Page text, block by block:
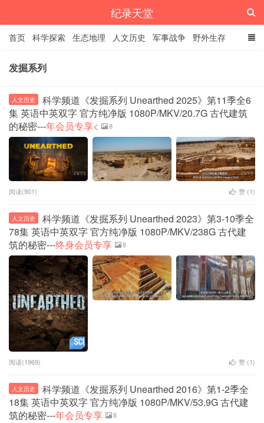
纪录天堂
首页 科学探索 生态地理 人文历史 军事战争 野外生存
经典纪录
发掘系列
人文历史
科学频道《发掘系列 Unearthed 2025》第11季全6
集 英语中英双字 官方纯净版 1080P/MKV/20.7G 古代建筑
的秘密---年会员专享< 8
阅读(901) 赞 (1)
人文历史
科学频道《发掘系列 Unearthed 2023》第3-10季全
78集 英语中英双字 官方纯净版 1080P/MKV/238G 古代建
筑的秘密---终身会员专享 8
阅读(1969) 赞 (1)
人文历史
科学频道《发掘系列 Unearthed 2016》第1-2季全
18集 英语中英双字 官方纯净版 1080P/MKV/53.9G 古代建
筑的秘密---年会员专享 8